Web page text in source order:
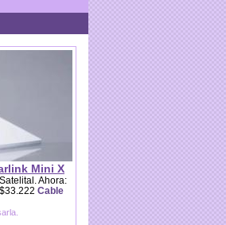
Mini X
Ahora:
Cable